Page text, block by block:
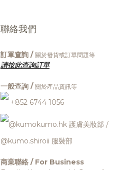
聯絡我們
訂單查詢 / 關於發貨或訂單問題等
請按此查詢訂單
一般查詢 / 關於產品資訊等
+852 6744 1056
@kumokumo.hk 護膚美妝部 /
@kumo.shiroii 服裝部
商業聯絡 / For Business